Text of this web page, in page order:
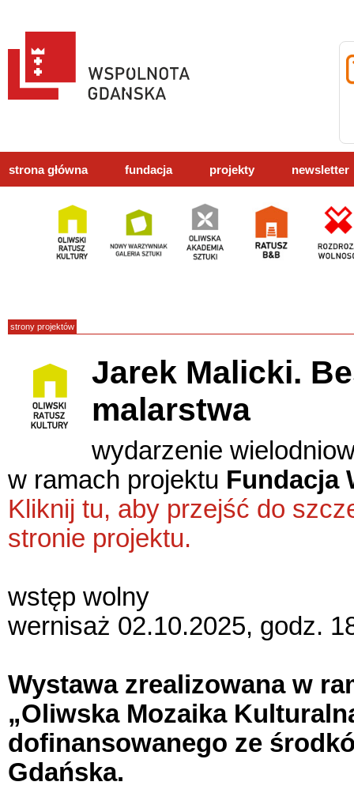
strona główna fundacja projekty newsletter
strony projektów
Jarek Malicki.
malarstwa
wydarzenie
w ramach projektu Fundacja
Kliknij tu, aby przejść do
stronie projektu.
wstęp wolny
wernisaż 02.10.2025, godz.
Wystawa zrealizowana w
„Oliwska Mozaika
dofinansowanego ze
Gdańska.